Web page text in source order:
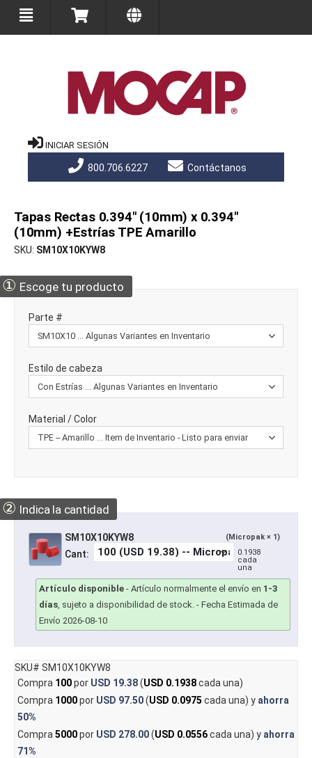
INICIAR SESIÓN
800.706.6227 Contáctanos
Tapas Rectas 0.394" (10mm) x 0.394"
(10mm) +Estrías TPE Amarillo
SKU SM10X10KYW8
① Escoge tu producto
Parte #
Estilo de cabeza
Material / Color
② Indica la cantidad
SM10X10KYW8 (Micropak × 1)
Cant:
0.1938
cada
una
Artículo disponible - Artículo normalmente el envío en 1-3
días, sujeto a disponibilidad de stock. - Fecha Estimada de
Envío 2026-08-10
SKU# SM10X10KYW8
Compra 100por USD 19.38(USD 0.1938cada una)
Compra 1000por USD 97.50(USD 0.0975 cada una) y ahorra
50%
Compra5000por USD 278.00(USD 0.0556cada una) y ahorra
71%